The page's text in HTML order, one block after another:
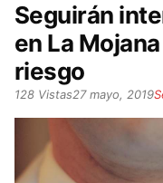
Seguirán
en La
riesgo
128 Vistas27 mayo, 2019